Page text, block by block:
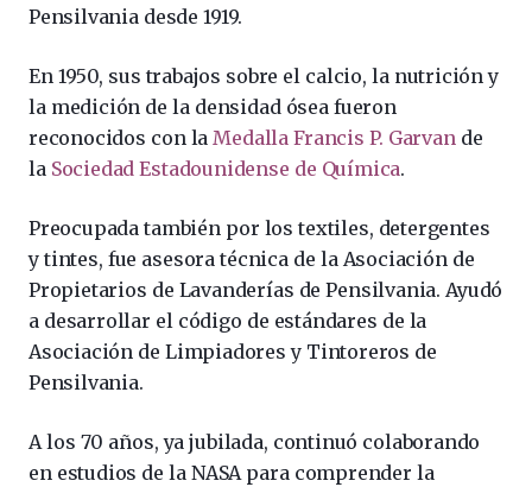
Pensilvania desde 1919.
En 1950, sus trabajos sobre el calcio, la nutrición y
la medición de la densidad ósea fueron
reconocidos con laMedalla Francis P. Garvande
la Sociedad Estadounidense de Química.
Preocupada también por los textiles, detergentes
y tintes, fue asesora técnica de la Asociación de
Propietarios de Lavanderías de Pensilvania. Ayudó
a desarrollar el código de estándares de la
Asociación de Limpiadores y Tintoreros de
Pensilvania.
A los 70 años, ya jubilada, continuó colaborando
en estudios de la NASA para comprender la